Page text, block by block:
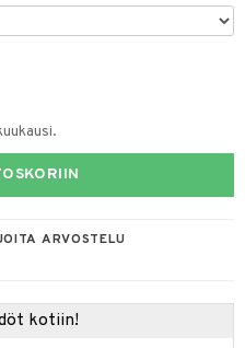
ARVOSTELU
kotiin!